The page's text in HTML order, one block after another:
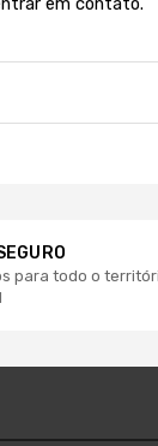
para todo o